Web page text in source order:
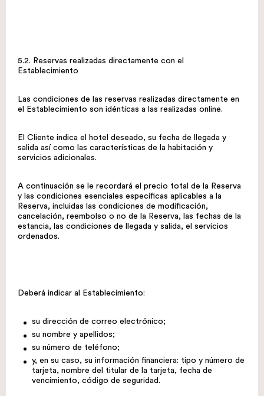
5.2. Reservas realizadas directamente con el
Establecimiento
Las condiciones de las reservas realizadas directamente en
el Establecimiento son idénticas a las realizadas online.
El Cliente indica el hotel deseado, su fecha de llegada y
salida así como las características de la habitación y
servicios adicionales.
A continuación se le recordará el precio total de la Reserva
y las condiciones esenciales específicas aplicables a la
Reserva, incluidas las condiciones de modificación,
cancelación, reembolso o no de la Reserva, las fechas de la
estancia, las condiciones de llegada y salida, el servicios
ordenados.
Deberá indicar al Establecimiento:
su dirección de correo electrónico;
su nombre y apellidos;
su número de teléfono;
y, en su caso, su información financiera: tipo y número de
tarjeta, nombre del titular de la tarjeta, fecha de
vencimiento, código de seguridad.